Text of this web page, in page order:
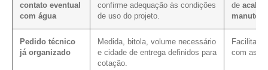
contato eventual
com água
confirme adequação às condições
de uso do projeto.
de
Pedido técnico
já organizado
Medida, bitola, volume necessário
e cidade de entrega definidos para
cotação.
Facilita a
com as